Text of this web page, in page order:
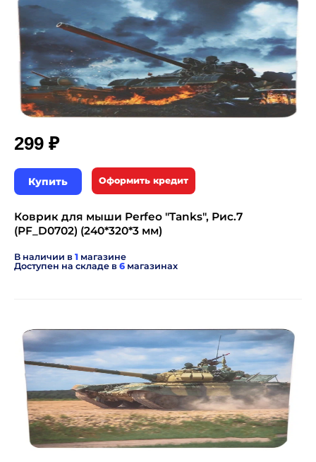
299 ₽
Купить Оформить кредит
Коврик для мыши Perfeo "Tanks", Рис.7
(PF_D0702) (240*320*3 мм)
В наличии в 1 магазине
Доступен на складе в 6 магазинах